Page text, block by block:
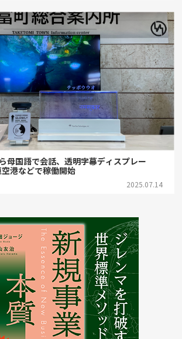
母国語で会話、透明字幕ディスプレー
空港などで稼働開始
2025.07.14